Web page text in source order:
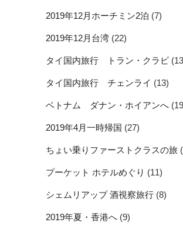
2019年12月ホーチミン2泊 (7)
2019年12月台湾 (22)
タイ国内旅行 トラン・クラビ
タイ国内旅行 チェンライ (13)
ベトナム ダナン・ホイアンへ
2019年4月一時帰国 (27)
ちょい乗りファーストクラスの旅
プーケット ホテルめぐり (11)
シェムリアップ 酒視察旅行 (8)
2019年夏・香港へ (9)